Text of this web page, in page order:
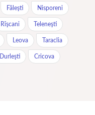
Făleşti Nisporeni
Rîşcani Teleneşti
Leova Taraclia
Durleşti Cricova